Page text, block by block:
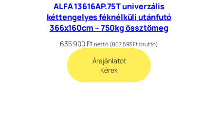
ALFA 13616AP.75T univerzális
kéttengelyes féknélküli utánfutó
366x160cm – 750kg össztömeg
635 900 Ft nettó (807 593Ft bruttó)
Árajánlatot
Kérek